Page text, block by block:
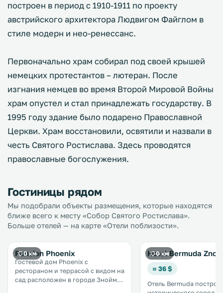
построен в период с 1910-1911 по проекту
австрийского архитектора Людвигом Файглом в
стиле модерн и нео-ренессанс.
Первоначально храм собирал под своей крышей
немецких протестантов – лютеран. После
изгнания немцев во время Второй Мировой Войны
храм опустел и стал принадлежать государству. В
1995 году здание было подарено Православной
Церкви. Храм восстановили, освятили и назвали в
честь Святого Ростислава. Здесь проводятся
православные богослужения.
Гостиницы рядом
Мы подобрали объекты размещения, которые находятся
ближе всего к месту «Собор Святого Ростислава».
Больше отелей — на карте «Отели поблизости».
0 км
Pension Phoenix
Гостевой дом Phoenix с
рестораном и террасой с видом на
сад расположен в городе Зноймо,
0 км
Hotel Bermuda
≈ 36 $
Отель Bermuda